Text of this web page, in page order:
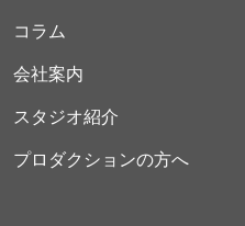
コラム
会社案内
スタジオ紹介
プロダクションの方へ